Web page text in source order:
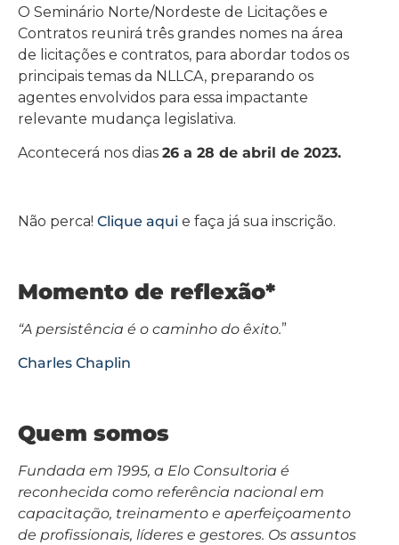
O Seminário Norte/Nordeste de Licitações e
Contratos reunirá três grandes nomes na área
de licitações e contratos, para abordar todos os
principais temas da NLLCA, preparando os
agentes envolvidos para essa impactante
relevante mudança legislativa.
Acontecerá nos dias 26 a 28 de abril de 2023.
Não perca! Clique aqui e faça já sua inscrição.
Momento de reflexão*
“A persistência é o caminho do êxito.”
Charles Chaplin
Quem somos
Fundada em 1995, a Elo Consultoria é
reconhecida como referência nacional em
capacitação, treinamento e aperfeiçoamento
de profissionais, líderes e gestores. Os assuntos